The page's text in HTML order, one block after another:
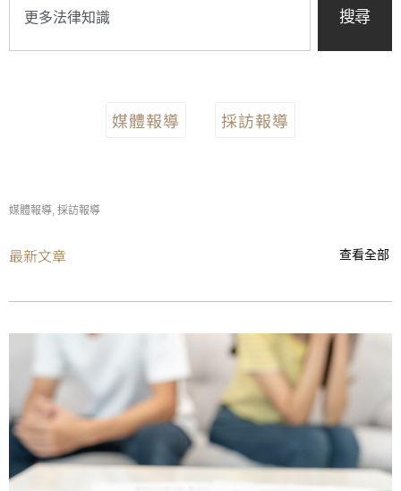
搜尋
媒體報導 採訪報導
媒體報導, 採訪報導
最新文章 查看全部